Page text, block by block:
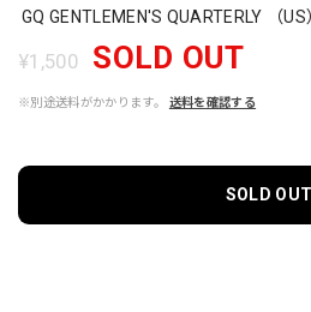
GQ GENTLEMEN'S QUARTERLY （
¥1,500 SOLD OUT
※別途送料がかかります。 送料を確認する
SOLD OUT